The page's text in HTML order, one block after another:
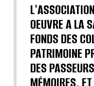
OEUVRE A LA
FONDS DES
PATRIMOINE
DES